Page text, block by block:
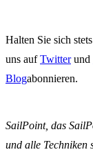
Halten Sie sich
uns aufTwitterund
Blogabonnieren.
SailPoint, das
und alle Techniken